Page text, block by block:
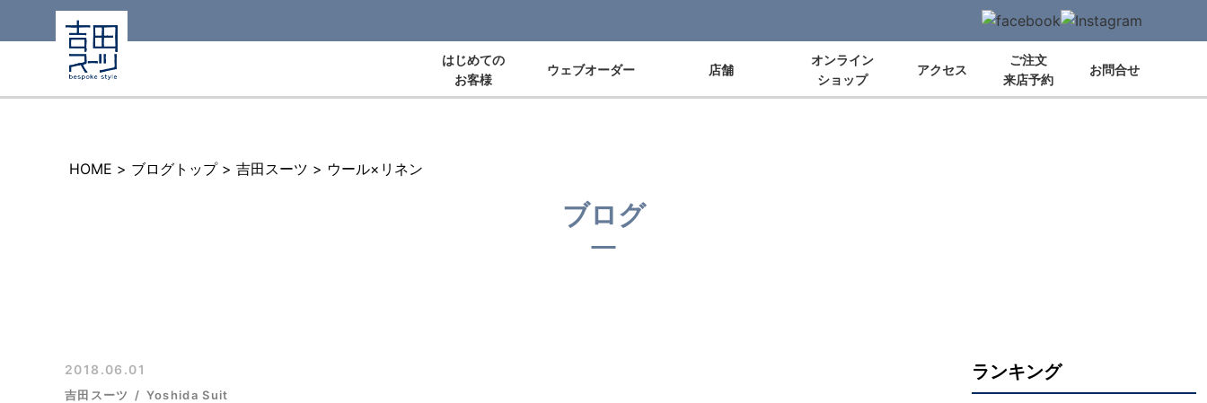
はじめての
お客様
ウェブオーダー 店舗
オンライン
ショップ
アクセス
ご注文
来店予約
お問合せ
HOME > ブログトップ > 吉田スーツ > ウール×リネン
ブログ
2018.06.01
吉田スーツ Yoshida Suit
ランキング